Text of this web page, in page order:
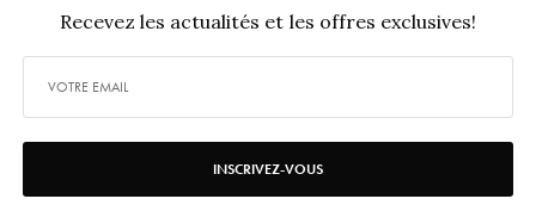
Recevez les actualités et les offres exclusives!
INSCRIVEZ-VOUS